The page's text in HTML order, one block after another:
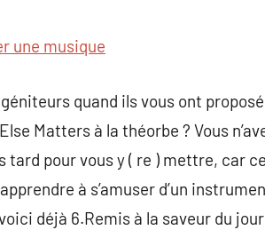
une musique
quand ils vous ont
Matters à la théorbe ? Vous
tard pour vous y ( re ) mettre, car
à s’amuser d’un
déjà 6.Remis à la saveur du